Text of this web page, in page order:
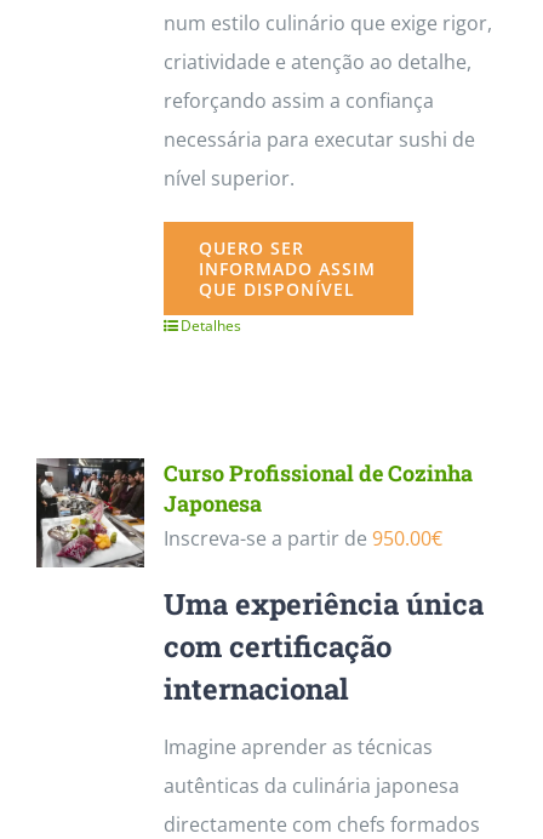
num estilo culinário que exige rigor,
criatividade e atenção ao detalhe,
reforçando assim a confiança
necessária para executar sushi de
nível superior.
QUERO SER
INFORMADO ASSIM
QUE DISPONÍVEL
Detalhes
Curso Profissional de Cozinha
Japonesa
Inscreva-se a partir de 950.00€
Uma experiência única
com certificação
internacional
Imagine aprender as técnicas
autênticas da culinária japonesa
directamente com chefs formados